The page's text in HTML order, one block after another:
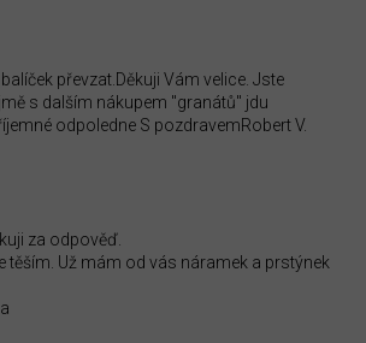
převzat.Děkuji Vám velice. Jste
s dalším nákupem "granátů" jdu
odpoledne S pozdravemRobert V.
za odpověď.
těším. Už mám od vás náramek a prstýnek